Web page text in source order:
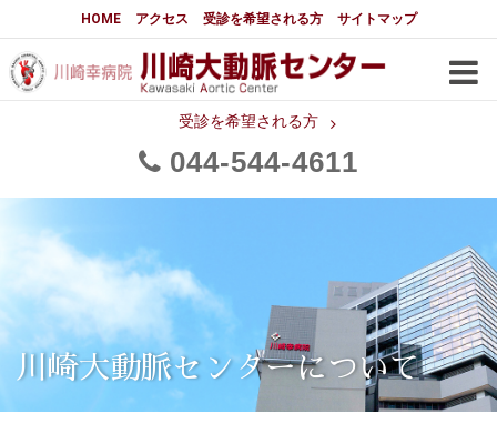
HOME アクセス 受診を希望される方 サイトマップ
受診を希望される方
044 544 4611
大動脈センターについて
はじめに 大動脈センターについて
メディアでの紹介
都道府県別患者マップ 都道府県別紹介病院
大動脈瘤について 基本編
3分でわかる大動脈瘤・大動脈
大動脈瘤
大動脈解離（解離性大動脈瘤）
胸部大動脈瘤の治療
川崎大動脈センターについて